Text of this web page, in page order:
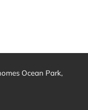
Ocean Park,